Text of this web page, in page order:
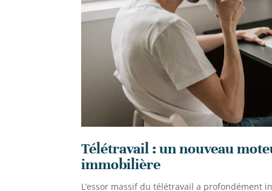
Télétravail : un nouveau
immobilière
L’essor massif du télétravail a profondément